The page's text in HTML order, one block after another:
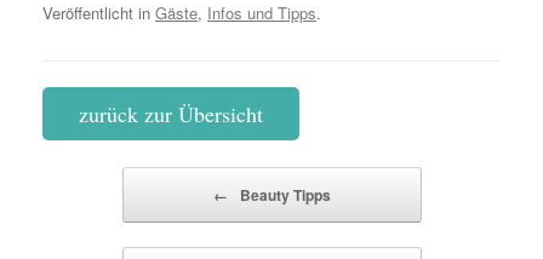
Veröffentlicht in Gäste, Infos und Tipps.
zurück zur Übersicht
← Beauty Tipps